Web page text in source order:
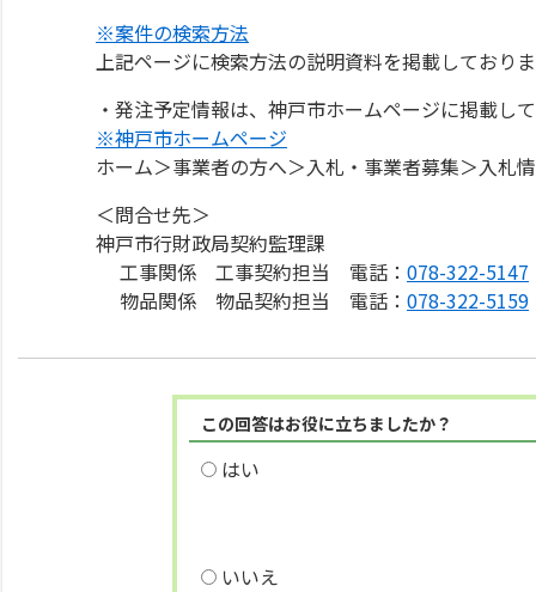
※案件の検索方法
上記ページに検索方法の説明資料を掲載しており
・発注予定情報は、神戸市ホームページに掲載し
※神戸市ホームページ
ホーム＞事業者の方へ＞入札・事業者募集＞入札
＜問合せ先＞
神戸市行財政局契約監理課
工事関係 工事契約担当 電話： 078-322-5147
物品関係 物品契約担当 電話： 078-322-5159
この回答はお役に立ちましたか？
はい
いいえ